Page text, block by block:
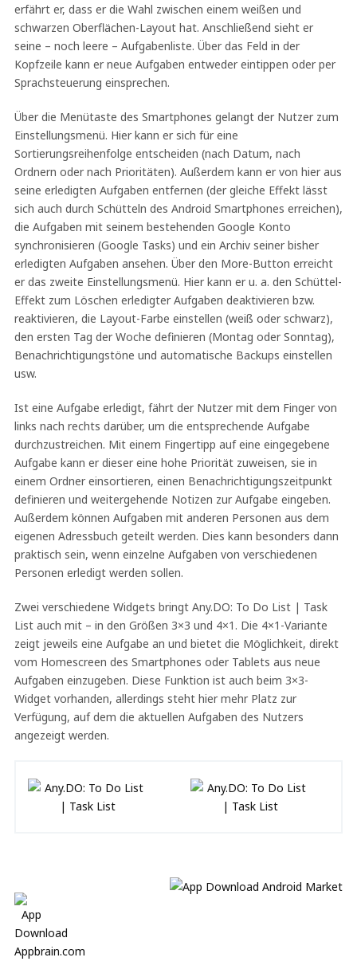
erfährt er, dass er die Wahl zwischen einem weißen und
schwarzen Oberflächen-Layout hat. Anschließend sieht er
seine – noch leere – Aufgabenliste. Über das Feld in der
Kopfzeile kann er neue Aufgaben entweder eintippen oder per
Sprachsteuerung einsprechen.
Über die Menütaste des Smartphones gelangt der Nutzer zum
Einstellungsmenü. Hier kann er sich für eine
Sortierungsreihenfolge entscheiden (nach Datum, nach
Ordnern oder nach Prioritäten). Außerdem kann er von hier aus
seine erledigten Aufgaben entfernen (der gleiche Effekt lässt
sich auch durch Schütteln des Android Smartphones erreichen),
die Aufgaben mit seinem bestehenden Google Konto
synchronisieren (Google Tasks) und ein Archiv seiner bisher
erledigten Aufgaben ansehen. Über den More-Button erreicht
er das zweite Einstellungsmenü. Hier kann er u. a. den Schüttel-
Effekt zum Löschen erledigter Aufgaben deaktivieren bzw.
reaktivieren, die Layout-Farbe einstellen (weiß oder schwarz),
den ersten Tag der Woche definieren (Montag oder Sonntag),
Benachrichtigungstöne und automatische Backups einstellen
usw.
Ist eine Aufgabe erledigt, fährt der Nutzer mit dem Finger von
links nach rechts darüber, um die entsprechende Aufgabe
durchzustreichen. Mit einem Fingertipp auf eine eingegebene
Aufgabe kann er dieser eine hohe Priorität zuweisen, sie in
einem Ordner einsortieren, einen Benachrichtigungszeitpunkt
definieren und weitergehende Notizen zur Aufgabe eingeben.
Außerdem können Aufgaben mit anderen Personen aus dem
eigenen Adressbuch geteilt werden. Dies kann besonders dann
praktisch sein, wenn einzelne Aufgaben von verschiedenen
Personen erledigt werden sollen.
Zwei verschiedene Widgets bringt Any.DO: To Do List | Task
List auch mit – in den Größen 3×3 und 4×1. Die 4×1-Variante
zeigt jeweils eine Aufgabe an und bietet die Möglichkeit, direkt
vom Homescreen des Smartphones oder Tablets aus neue
Aufgaben einzugeben. Diese Funktion ist auch beim 3×3-
Widget vorhanden, allerdings steht hier mehr Platz zur
Verfügung, auf dem die aktuellen Aufgaben des Nutzers
angezeigt werden.